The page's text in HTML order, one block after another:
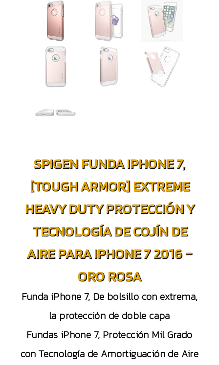
SPIGEN FUNDA IPHONE 7,
[TOUGH ARMOR] EXTREME
HEAVY DUTY PROTECCIÓN Y
TECNOLOGÍA DE COJÍN DE
AIRE PARA IPHONE 7 2016 –
ORO ROSA
Funda iPhone 7, De bolsillo con extrema,
la protección de doble capa
Fundas iPhone 7, Protección Mil Grado
con Tecnología de Amortiguación de Aire